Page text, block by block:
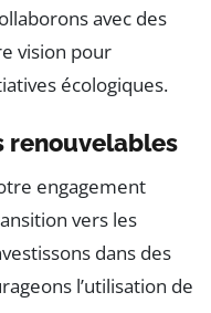
avec des
vision pour
écologiques.
renouvelables
engagement
vers les
dans des
l’utilisation de